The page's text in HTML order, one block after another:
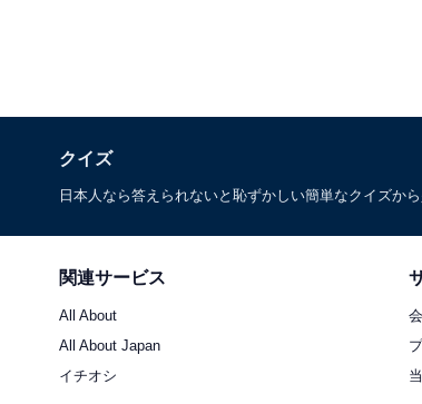
クイズ
日本人なら答えられないと恥ずかしい簡単なクイズか
関連サービス
All About
All About Japan
イチオシ